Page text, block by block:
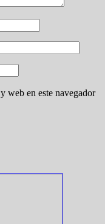
web en este navegador